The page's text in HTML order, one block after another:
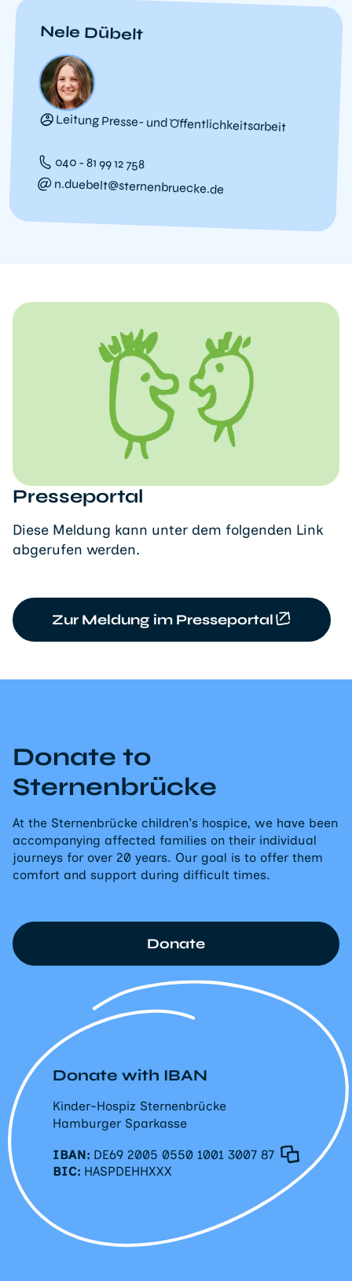
Nele Dübelt
Leitung Presse- und Öffentlichkeitsarbeit
040 - 81 99 12 758
n.duebelt@sternenbruecke.de
Presseportal
Diese Meldung kann unter dem folgenden Link
abgerufen werden.
Zur Meldung im Presseportal
Donate to
Sternenbrücke
At the Sternenbrücke children's hospice, we have been
accompanying affected families on their individual
journeys for over 20 years. Our goal is to offer them
comfort and support during difficult times.
Donate with IBAN
Kinder-Hospiz Sternenbrücke
Hamburger Sparkasse
IBAN: DE69 2005 0550 1001 3007 87
BIC: HASPDEHHXXX
Donate